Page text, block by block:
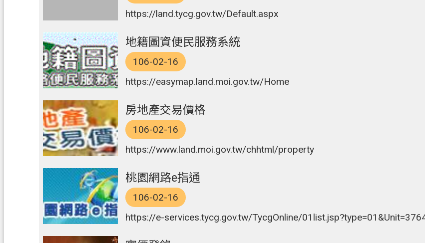
https://land.tycg.gov.tw/Default.aspx
地籍圖資便民服務系統
106-02-16
https://easymap.land.moi.gov.tw/Home
房地產交易價格
106-02-16
https://www.land.moi.gov.tw/chhtml/property
桃園網路e指通
106-02-16
https://e-services.tycg.gov.tw/TycgOnline/